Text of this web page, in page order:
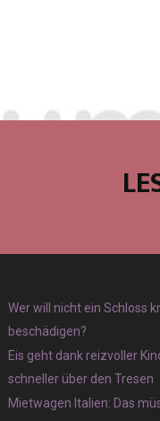
Wer will nicht ein Schloss
beschädigen?
Eis geht dank reizvoller
schneller über den Tresen
Mietwagen Italien: Das